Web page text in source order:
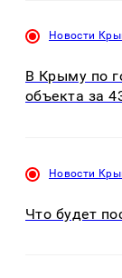
Новости
В Крыму по
объекта за
Новости
Что будет